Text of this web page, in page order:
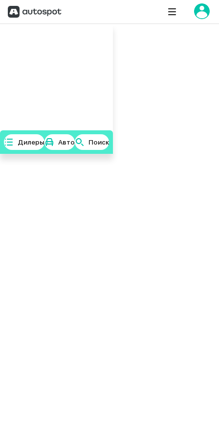
Дилеры Авто Поиск